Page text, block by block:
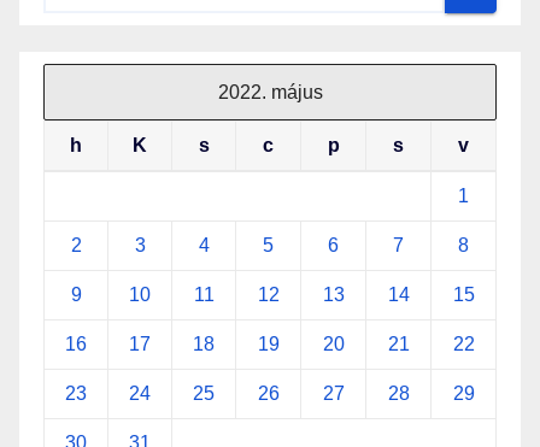
2022. május
h K s c p s v
1
2 3 4 5 6 7 8
9 10 11 12 13 14 15
16 17 18 19 20 21 22
23 24 25 26 27 28 29
30 31